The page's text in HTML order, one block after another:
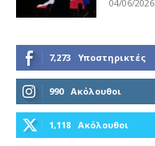
04/06/2026
7,273 Υποστηρικτές
990 Ακόλουθοι
1,118 Ακόλουθοι